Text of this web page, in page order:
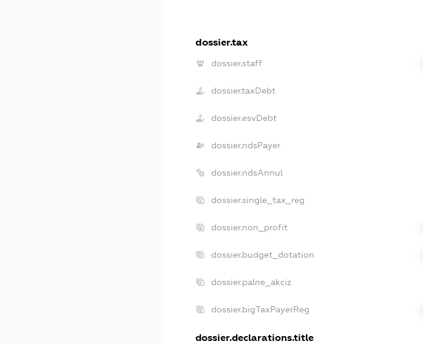
dossier.tax
dossier.staff
dossier.taxDebt
dossier.esvDebt
dossier.ndsPayer
dossier.ndsAnnul
dossier.single_tax_reg
dossier.non_profit
dossier.budget_dotation
dossier.palne_akciz
dossier.bigTaxPayerReg
dossier.declarations.title